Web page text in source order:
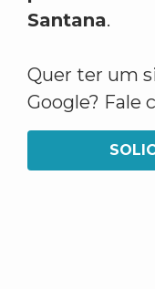
Santana.
Quer ter um
Google? Fale